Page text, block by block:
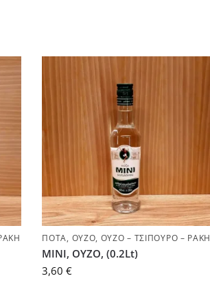
ΠΟΤΆ, ΟΎΖΟ, ΟΎΖΟ – ΤΣΊΠΟΥΡΟ – ΡΑΚΉ
ΜΙΝΙ, ΟΥΖΟ, (0.2Lt)
3,60€